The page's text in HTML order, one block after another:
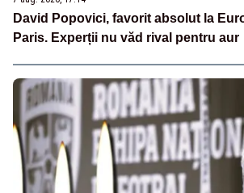
David Popovici, favorit absolut la
Paris. Experții nu văd rival pentru aur